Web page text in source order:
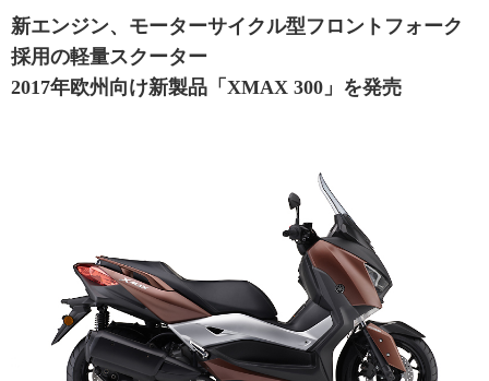
新エンジン、モーターサイクル型フロントフォーク
採用の軽量スクーター
2017年欧州向け新製品「XMAX 300」を発売